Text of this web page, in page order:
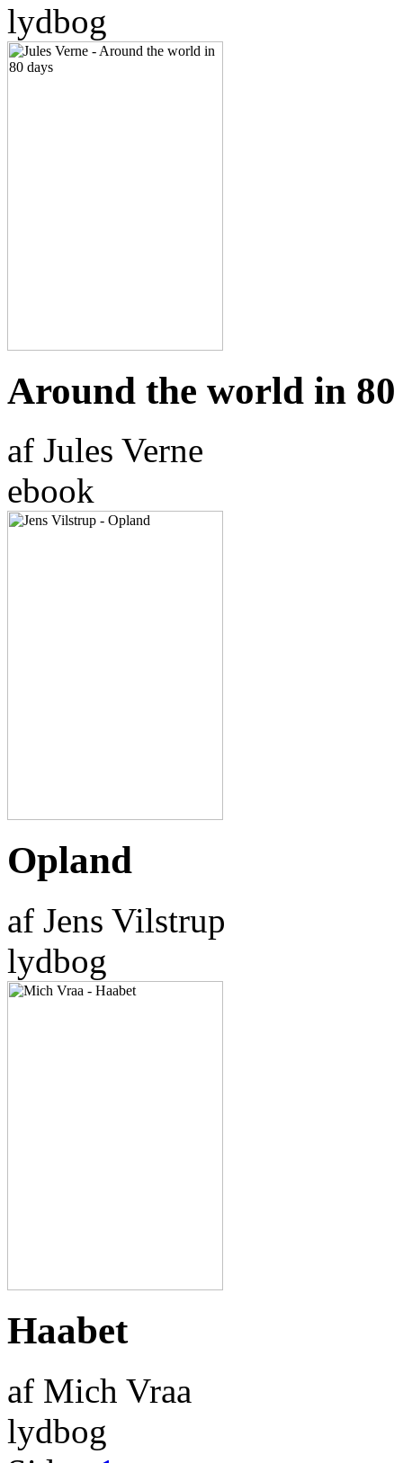
lydbog
Around the world in 80
af Jules Verne
ebook
Opland
af Jens Vilstrup
lydbog
Haabet
af Mich Vraa
lydbog